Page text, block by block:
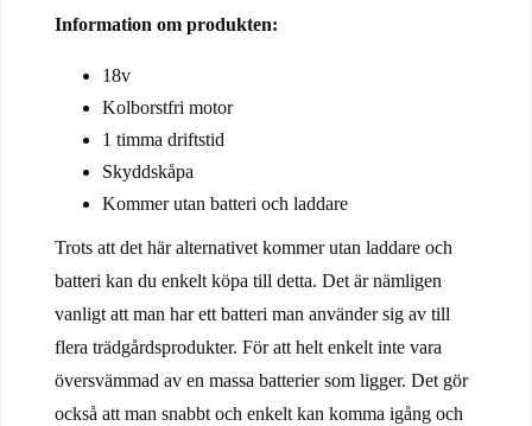
Information om produkten:
18v
Kolborstfri motor
1 timma driftstid
Skyddskåpa
Kommer utan batteri och laddare
Trots att det här alternativet kommer utan laddare och
batteri kan du enkelt köpa till detta. Det är nämligen
vanligt att man har ett batteri man använder sig av till
flera trädgårdsprodukter. För att helt enkelt inte vara
översvämmad av en massa batterier som ligger. Det gör
också att man snabbt och enkelt kan komma igång och